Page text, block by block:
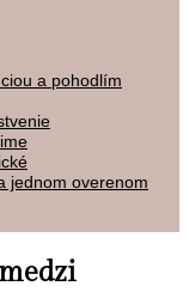
a pohodlím
jednom overenom